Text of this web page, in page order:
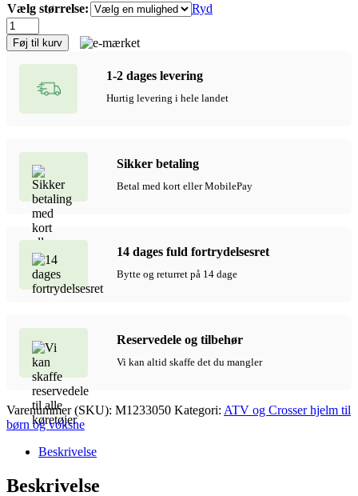
Vælg størrelse:
Ryd
Godkendt
Crosser
og
ATV
voksne,
antal
Føj til kurv
1-2 dages levering
Hurtig levering i hele landet
Sikker betaling
Betal med kort eller MobilePay
14 dages fuld fortrydelsesret
Bytte og returret på 14 dage
Reservedele og tilbehør
Vi kan altid skaffe det du mangler
Varenummer (SKU): M1233050 Kategori: ATV og Crosser hjelm til
børn og voksne
Beskrivelse
Beskrivelse